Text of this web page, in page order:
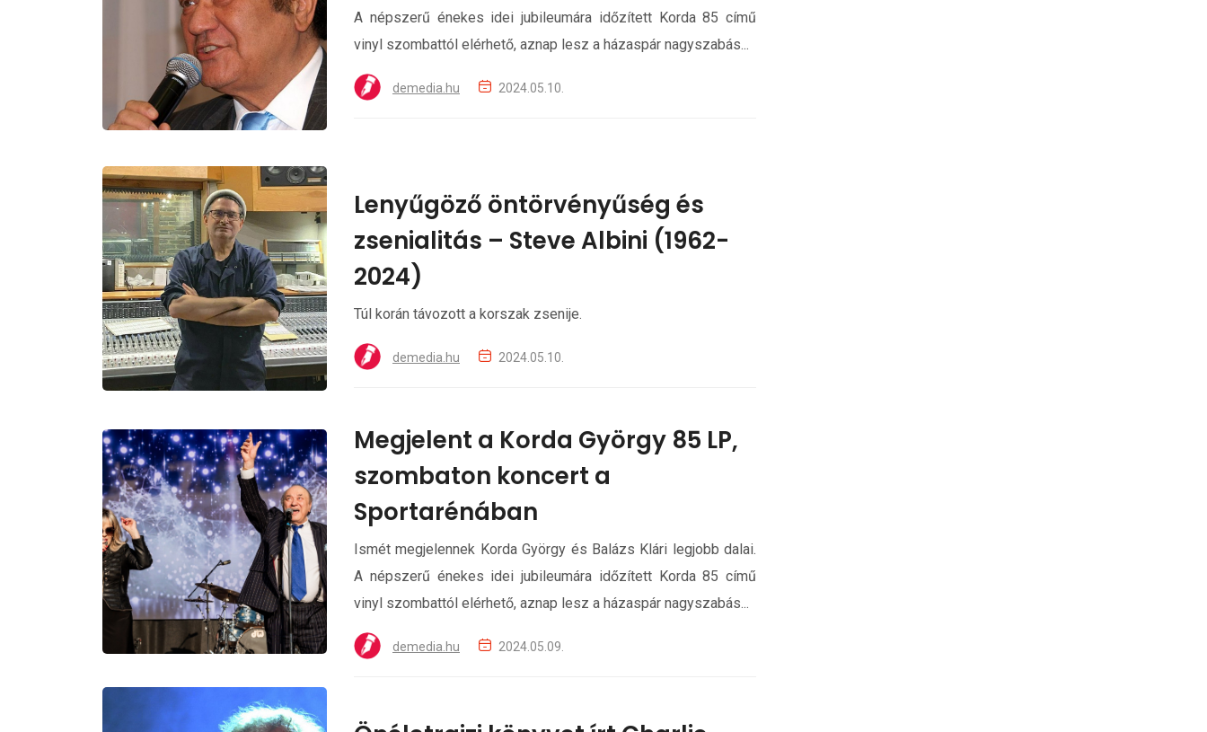
A népszerű énekes idei jubileumára időzített Korda 85 című
vinyl szombattól elérhető, aznap lesz a házaspár nagyszabás...
demedia.hu 2024.05.10.
Lenyűgöző öntörvényűség és
zsenialitás – Steve Albini (1962-
2024)
Túl korán távozott a korszak zsenije.
demedia.hu 2024.05.10.
Megjelent a Korda György 85 LP,
szombaton koncert a
Sportarénában
Ismét megjelennek Korda György és Balázs Klári legjobb dalai.
A népszerű énekes idei jubileumára időzített Korda 85 című
vinyl szombattól elérhető, aznap lesz a házaspár nagyszabás...
demedia.hu 2024.05.09.